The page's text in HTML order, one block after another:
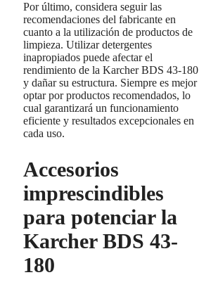
Por último, considera seguir las
recomendaciones del fabricante en
cuanto a la utilización de productos de
limpieza. Utilizar detergentes
inapropiados puede afectar el
rendimiento de la Karcher BDS 43-180
y dañar su estructura. Siempre es mejor
optar por productos recomendados, lo
cual garantizará un funcionamiento
eficiente y resultados excepcionales en
cada uso.
Accesorios
imprescindibles
para potenciar la
Karcher BDS 43-
180